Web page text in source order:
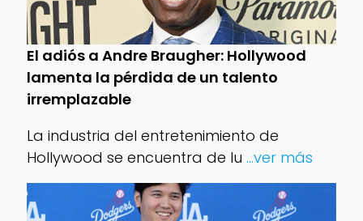
El adiós a Andre Braugher: Hollywood
lamenta la pérdida de un talento
irremplazable
La industria del entretenimiento de
Hollywood se encuentra de lu ...ver más